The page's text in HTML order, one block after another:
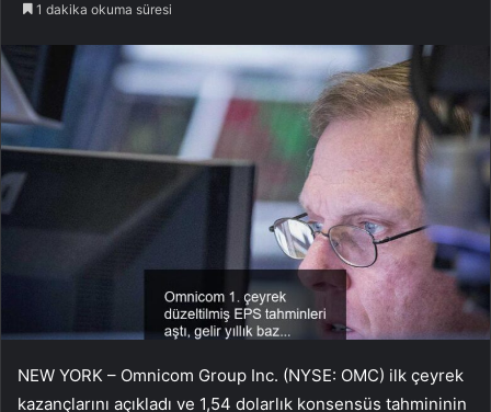
1 dakika okuma süresi
NEW YORK – Omnicom Group Inc. (NYSE: OMC) ilk çeyrek
kazançlarını açıkladı ve 1,54 dolarlık konsensüs tahmininin